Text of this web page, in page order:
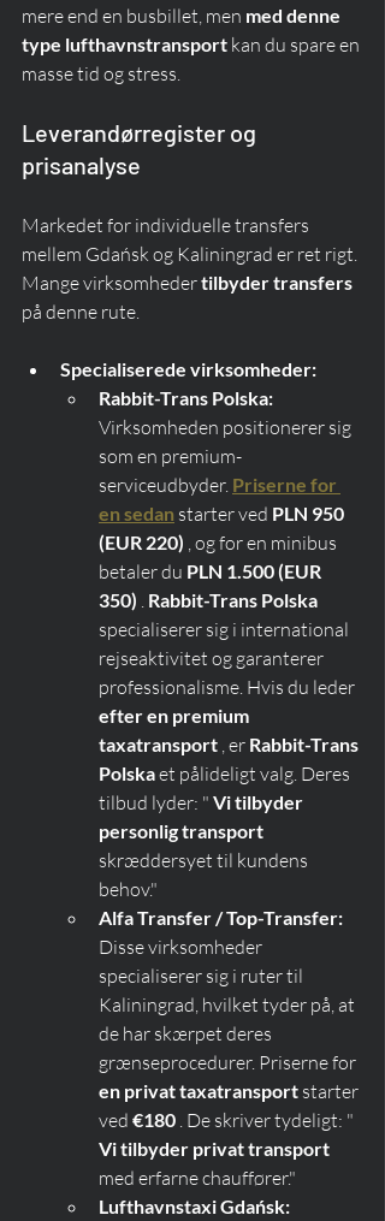
mere end en busbillet, men med denne
type lufthavnstransport kan du spare en
masse tid og stress.
Leverandørregister og
prisanalyse
Markedet for individuelle transfers
mellem Gdańsk og Kaliningrad er ret rigt.
Mange virksomheder tilbyder transfers
på denne rute.
Specialiserede virksomheder:
Rabbit-Trans Polska:
Virksomheden positionerer sig
som en premium-
serviceudbyder. Priserne for
en sedan starter ved PLN 950
(EUR 220) , og for en minibus
betaler du PLN 1.500 (EUR
350) Rabbit-Trans Polska
specialiserer sig i international
rejseaktivitet og garanterer
professionalisme. Hvis du leder
efter en premium
taxatransport , er Rabbit-Trans
Polska et pålideligt valg. Deres
tilbud lyder: " Vi tilbyder
personlig transport
skræddersyet til kundens
behov."
Alfa Transfer / Top-Transfer:
Disse virksomheder
specialiserer sig i ruter til
Kaliningrad, hvilket tyder på, at
de har skærpet deres
grænseprocedurer. Priserne for
en privat taxatransport starter
ved €180 . De skriver tydeligt: "
Vi tilbyder privat transport
med erfarne chauffører."
Lufthavnstaxi Gdańsk: